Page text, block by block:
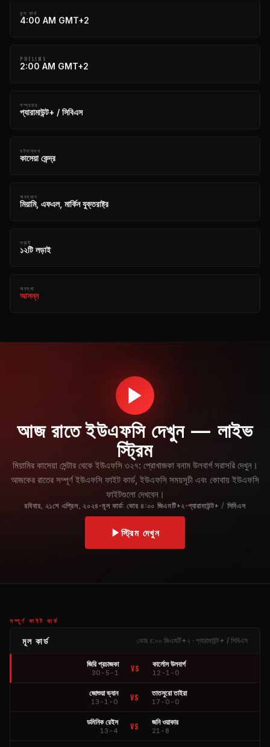
মূল কার্ড
4:00 AM GMT+2
PRELIMS
2:00 AM GMT+2
সম্প্রচার
প্যারামাউন্ট+ / সিবিএস
ঘটনাস্থল
কাসেয়া কেন্দ্র
অবস্থান
মিয়ামি, এফএল, মার্কিন যুক্তরাষ্ট্র
লড়াই
১২টি লড়াই
অবস্থা
আসন্ন
আজ রাতে ইউএফসি দেখুন — লাইভ
স্ট্রিম
মিয়ামির কাসেয়া সেন্টার থেকে ইউএফসি ৩২৭: প্রোখাজকা বনাম উলবার্গ সরাসরি দেখুন।
আজকের রাতের সম্পূর্ণ ইউএফসি ফাইট কার্ড, ইউএফসি সময়সূচী এবং কোথায় ইউএফসি
ফাইটগুলো দেখবেন।
রবিবার, ২১শে এপ্রিল, ২০২৪ •মূল কার্ড: ভোর ৪:০০ জিএমটি+২ •প্যারামাউন্ট+ / সিবিএস
স্ট্রিম দেখুন
সম্পূর্ণ ফাইট কার্ড
মূল কার্ড ভোর ৪:০০ জিএমটি+২ · প্যারামাউন্ট+ / সিবিএস
জিরি প্রচাজকা
30-5-1 VS কার্লোস উলবার্গ
12-1-0
জোশুয়া ভ্যান
13-1-0 VS তাতসুরো তাইরা
17-0-0
ডমিনিক রেইস
13-4 VS জনি ওয়াকার
21-8